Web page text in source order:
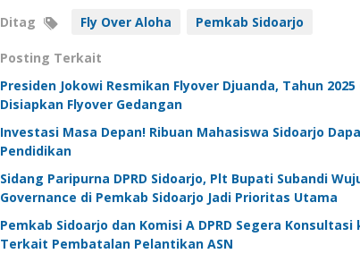
Ditag Fly Over Aloha Pemkab Sidoarjo
Posting Terkait
Presiden Jokowi Resmikan Flyover Djuanda, Tahun 2025
Disiapkan Flyover Gedangan
Investasi Masa Depan! Ribuan Mahasiswa Sidoarjo
Pendidikan
Sidang Paripurna DPRD Sidoarjo, Plt Bupati Subandi
Governance di Pemkab Sidoarjo Jadi Prioritas Utama
Pemkab Sidoarjo dan Komisi A DPRD Segera
Terkait Pembatalan Pelantikan ASN